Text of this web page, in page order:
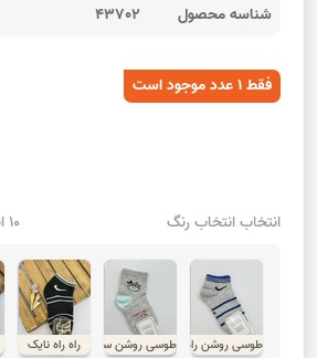
شناسه محصول 43702
فقط 1 عدد موجود است
انتخاب انتخاب رنگ 10 انتخاب رنگ موجود است
طوسی روشن راه راهطوسی روشن سوییت میلک
راه راه نایک